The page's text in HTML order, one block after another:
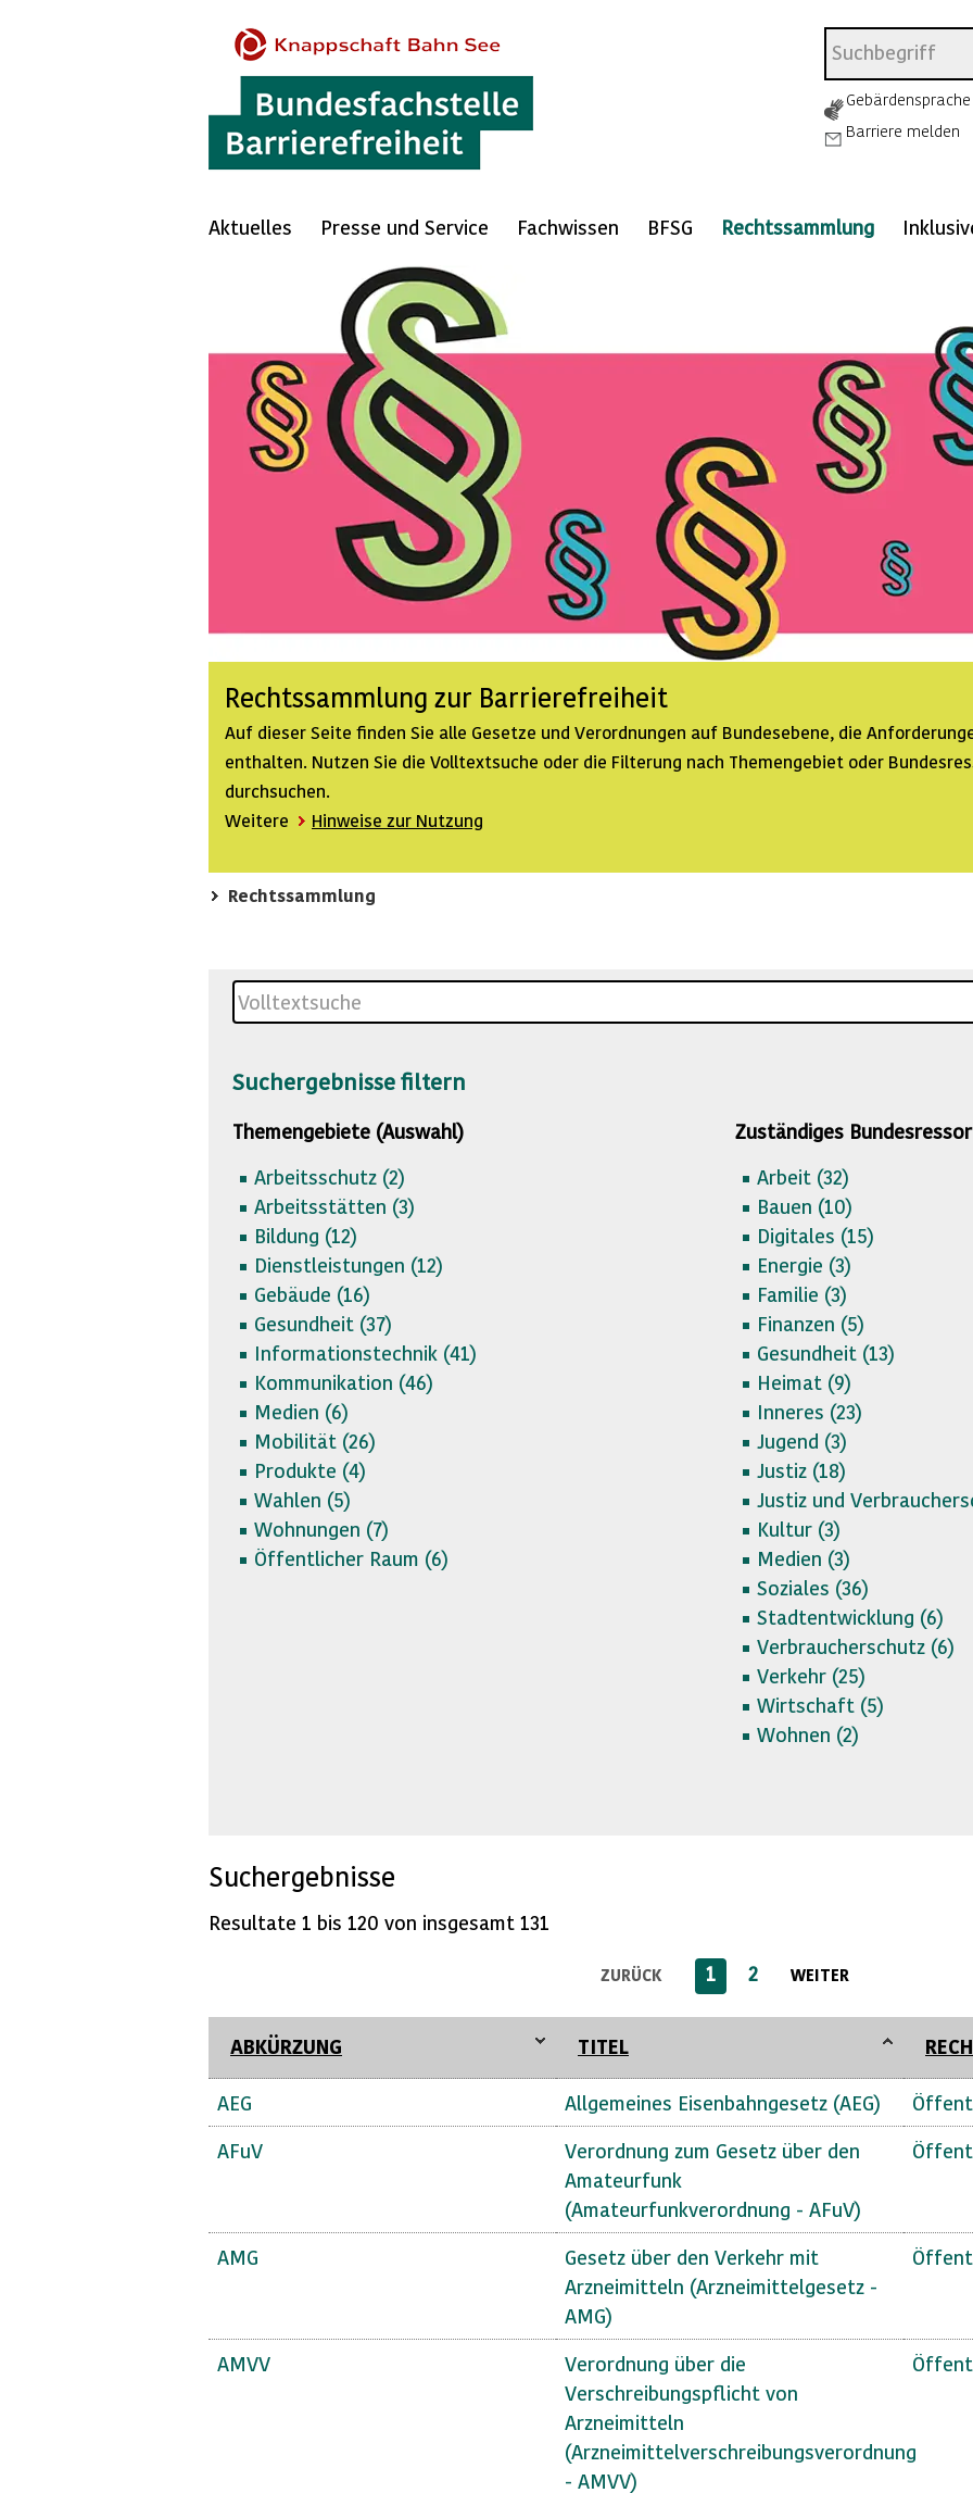
Gebärdensprache
Barriere melden
Aktuelles Presse und Service Fachwissen BFSG Rechtssammlung
Rechtssammlung zur Barrierefreiheit
Auf dieser Seite finden Sie alle Gesetze und Verordnungen auf Bundesebene, die
enthalten. Nutzen Sie die Volltextsuche oder die Filterung nach Themengebiet oder
durchsuchen.
Weitere
Hinweise zur Nutzung
Rechtssammlung
Suchergebnisse filtern
Themengebiete (Auswahl)
Arbeitsschutz (2)
Arbeitsstätten (3)
Bildung (12)
Dienstleistungen (12)
Gebäude (16)
Gesundheit (37)
Informationstechnik (41)
Kommunikation (46)
Medien (6)
Mobilität (26)
Produkte (4)
Wahlen (5)
Wohnungen (7)
Öffentlicher Raum (6)
Zuständiges
Arbeit (32)
Bauen (10)
Digitales (15)
Energie (3)
Familie (3)
Finanzen (5)
Gesundheit (13)
Heimat (9)
Inneres (23)
Jugend (3)
Justiz (18)
Justiz und
Kultur (3)
Medien (3)
Soziales (36)
Stadtentwicklung (6)
Verbraucherschutz (6)
Verkehr (25)
Wirtschaft (5)
Wohnen (2)
Suchergebnisse
Resultate 1 bis 120 von insgesamt 131
ZURÜCK 1 2 WEITER
ABKÜRZUNG TITEL
AEG Allgemeines Eisenbahngesetz (AEG)
AFuV
Verordnung zum Gesetz über den
Amateurfunk
(Amateurfunkverordnung - AFuV)
AMG
Gesetz über den Verkehr mit
Arzneimitteln (Arzneimittelgesetz -
AMG)
AMVV
Verordnung über die
Verschreibungspflicht von
Arzneimitteln
(Arzneimittelverschreibungsverordnung
- AMVV)